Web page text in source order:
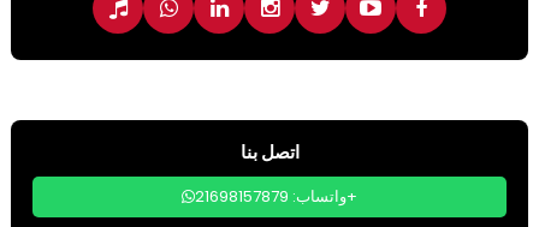
اتصل بنا
واتساب: 21698157879+